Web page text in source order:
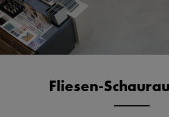
Fliesen-